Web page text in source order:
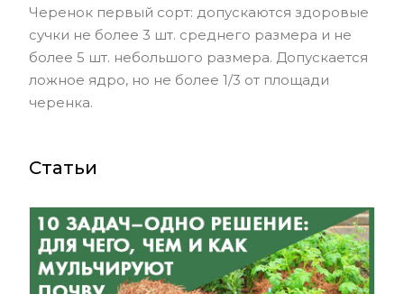
Черенок первый сорт: допускаются здоровые
сучки не более 3 шт. среднего размера и не
более 5 шт. небольшого размера. Допускается
ложное ядро, но не более 1/3 от площади
черенка.
Статьи